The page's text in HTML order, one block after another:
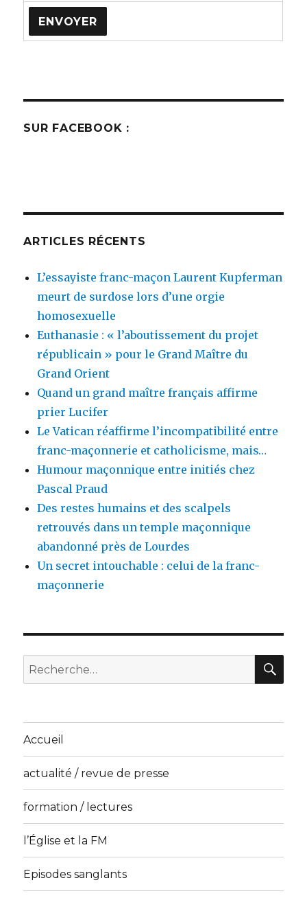
SUR FACEBOOK :
ARTICLES RÉCENTS
L’essayiste franc-maçon Laurent Kupferman
meurt de surdose lors d’une orgie
homosexuelle
Euthanasie : « l’aboutissement du projet
républicain » pour le Grand Maître du
Grand Orient
Quand un grand maître français affirme
prier Lucifer
Le Vatican réaffirme l’incompatibilité entre
franc-maçonnerie et catholicisme, mais…
Humour maçonnique entre initiés chez
Pascal Praud
Des restes humains et des scalpels
retrouvés dans un temple maçonnique
abandonné près de Lourdes
Un secret intouchable : celui de la franc-
maçonnerie
Recherche
pour
Accueil
actualité / revue de presse
formation / lectures
l’Église et la FM
Episodes sanglants